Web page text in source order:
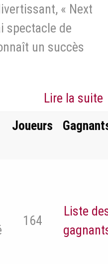
« Next
spectacle de
un succès
Lire la suite
Joueurs
164
Liste